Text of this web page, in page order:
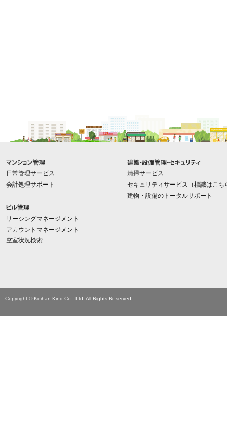
日常管理サービス
会計処理サポート
リーシングマネージメント
アカウントマネージメント
空室状況検索
清掃サービス
セキュリティサービス （標識はこち
建物・設備のトータルサポート
Copyright © Keihan Kind Co., Ltd. All Rights Reserved.